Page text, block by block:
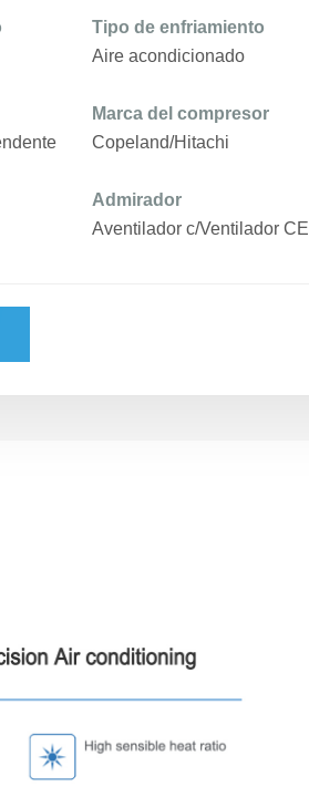
Tipo de enfriamiento
Aire acondicionado
Marca del compresor
Copeland/Hitachi
Admirador
Aventilador c/Ventilador CE